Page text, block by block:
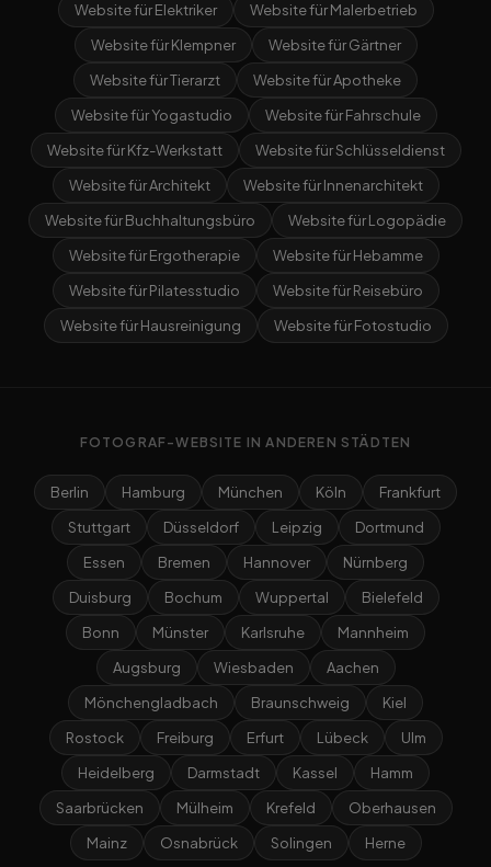
Website für Elektriker
Website für Malerbetrieb
Website für Klempner
Website für Gärtner
Website für Tierarzt
Website für Apotheke
Website für Yogastudio
Website für Fahrschule
Website für Kfz-Werkstatt
Website für Schlüsseldienst
Website für Architekt
Website für Innenarchitekt
Website für Buchhaltungsbüro
Website für Logopädie
Website für Ergotherapie
Website für Hebamme
Website für Pilatesstudio
Website für Reisebüro
Website für Hausreinigung
Website für Fotostudio
FOTOGRAF-WEBSITE IN ANDEREN STÄDTEN
Berlin Hamburg München Köln
Frankfurt
Stuttgart
Düsseldorf Leipzig
Dortmund
Essen
Bremen Hannover
Nürnberg
Duisburg
Bochum Wuppertal
Bielefeld
Bonn
Münster Karlsruhe
Mannheim
Augsburg
Wiesbaden
Aachen
Mönchengladbach
Braunschweig
Kiel
Rostock
Freiburg Erfurt Lübeck
Ulm
Heidelberg
Darmstadt Kassel
Hamm
Saarbrücken
Mülheim Krefeld
Oberhausen
Mainz
Osnabrück Solingen Herne